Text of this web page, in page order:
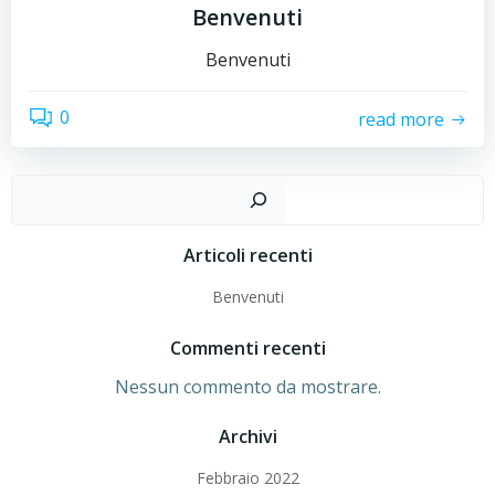
Benvenuti
Benvenuti
0 read more
Articoli recenti
Benvenuti
Commenti recenti
Nessun commento da mostrare.
Archivi
Febbraio 2022